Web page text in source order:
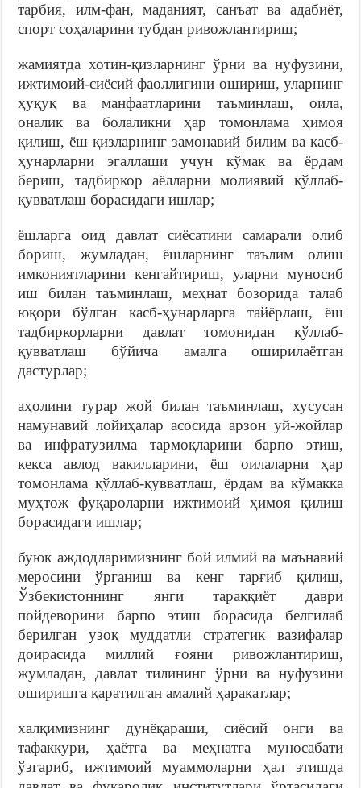
тарбия, илм-фан, маданият, санъат ва адабиёт,
спорт соҳаларини тубдан ривожлантириш;
жамиятда хотин-қизларнинг ўрни ва нуфузини,
ижтимоий-сиёсий фаоллигини ошириш, уларнинг
ҳуқуқ ва манфаатларини таъминлаш, оила,
оналик ва болаликни ҳар томонлама ҳимоя
қилиш, ёш қизларнинг замонавий билим ва касб-
ҳунарларни эгаллаши учун кўмак ва ёрдам
бериш, тадбиркор аёлларни молиявий қўллаб-
қувватлаш борасидаги ишлар;
ёшларга оид давлат сиёсатини самарали олиб
бориш, жумладан, ёшларнинг таълим олиш
имкониятларини кенгайтириш, уларни муносиб
иш билан таъминлаш, меҳнат бозорида талаб
юқори бўлган касб-ҳунарларга тайёрлаш, ёш
тадбиркорларни давлат томонидан қўллаб-
қувватлаш бўйича амалга оширилаётган
дастурлар;
аҳолини турар жой билан таъминлаш, хусусан
намунавий лойиҳалар асосида арзон уй-жойлар
ва инфратузилма тармоқларини барпо этиш,
кекса авлод вакилларини, ёш оилаларни ҳар
томонлама қўллаб-қувватлаш, ёрдам ва кўмакка
муҳтож фуқароларни ижтимоий ҳимоя қилиш
борасидаги ишлар;
буюк аждодларимизнинг бой илмий ва маънавий
меросини ўрганиш ва кенг тарғиб қилиш,
Ўзбекистоннинг янги тараққиёт даври
пойдеворини барпо этиш борасида белгилаб
берилган узоқ муддатли стратегик вазифалар
доирасида миллий ғояни ривожлантириш,
жумладан, давлат тилининг ўрни ва нуфузини
оширишга қаратилган амалий ҳаракатлар;
халқимизнинг дунёқараши, сиёсий онги ва
тафаккури, ҳаётга ва меҳнатга муносабати
ўзгариб, ижтимоий муаммоларни ҳал этишда